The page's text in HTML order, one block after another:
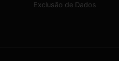
Exclusão de Dados